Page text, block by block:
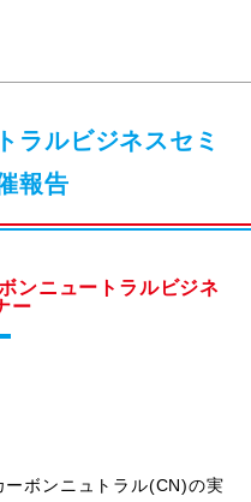
ラルビジネスセミ
報告
ンニュートラルビジネ
ー
ボンニュトラル(CN)の実